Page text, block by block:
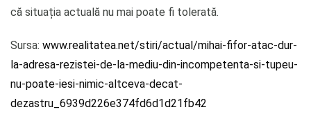
că situația actuală nu mai poate fi tolerată.
Sursa: www.realitatea.net/stiri/actual/mihai-fifor-atac-dur-
la-adresa-rezistei-de-la-mediu-din-incompetenta-si-tupeu-
nu-poate-iesi-nimic-altceva-decat-
dezastru_6939d226e374fd6d1d21fb42